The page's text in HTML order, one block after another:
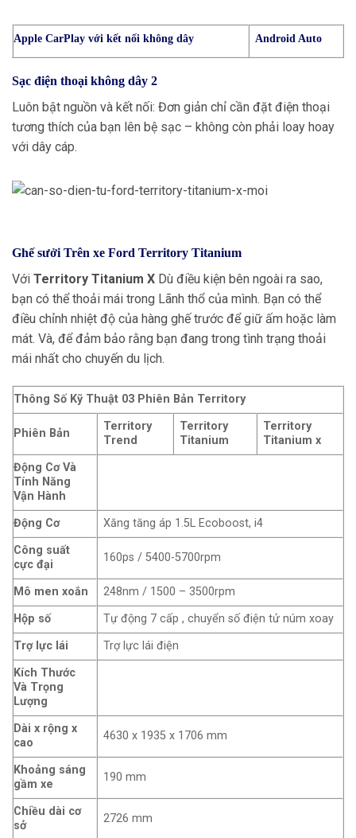
Apple CarPlay với kết nối không dây Android Auto
Sạc điện thoại không dây 2
Luôn bật nguồn và kết nối: Đơn giản chỉ cần đặt điện thoại
tương thích của bạn lên bệ sạc – không còn phải loay hoay
với dây cáp.
Ghế sưởi Trên xe Ford Territory Titanium
Với Territory Titanium X Dù điều kiện bên ngoài ra sao,
bạn có thể thoải mái trong Lãnh thổ của mình. Bạn có thể
điều chỉnh nhiệt độ của hàng ghế trước để giữ ấm hoặc làm
mát. Và, để đảm bảo rằng bạn đang trong tình trạng thoải
mái nhất cho chuyến du lịch.
Thông Số Kỹ Thuật 03 Phiên Bản Territory
Phiên Bản
Territory
Trend
Territory
Titanium
Territory
Titanium x
Động Cơ Và
Tính Năng
Vận Hành
Động Cơ
Xăng tăng áp 1.5L Ecoboost, i4
Công suất
cực đại
160ps / 5400-5700rpm
Mô men xoắn
248nm / 1500 – 3500rpm
Hộp số
Tự động 7 cấp , chuyển số điện tử núm xoay
Trợ lực lái
Trợ lực lái điện
Kích Thước
Và Trọng
Lượng
Dài x rộng x
cao
4630 x 1935 x 1706 mm
Khoảng sáng
gầm xe
190 mm
Chiều dài cơ
sở
2726 mm